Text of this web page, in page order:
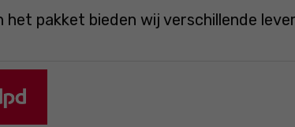
pakket bieden wij verschillende